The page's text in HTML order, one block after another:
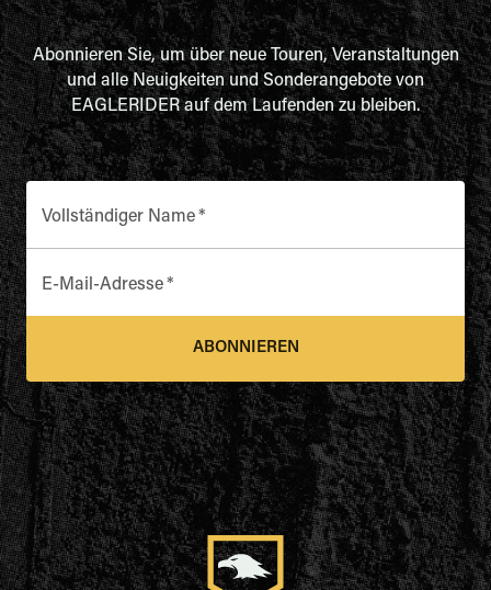
Abonnieren Sie, um über neue Touren, Veranstaltungen
und alle Neuigkeiten und Sonderangebote von
EAGLERIDER auf dem Laufenden zu bleiben.
Vollständiger Name*
E-Mail-Adresse*
ABONNIEREN